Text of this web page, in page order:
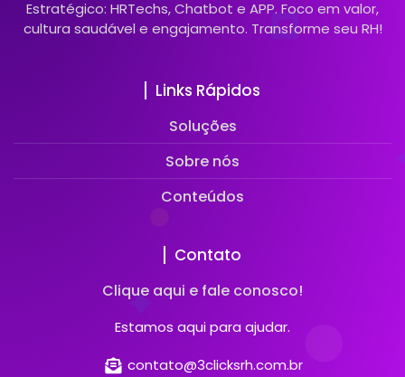
Estratégico: HRTechs, Chatbot e APP. Foco em valor,
cultura saudável e engajamento. Transforme seu RH!
Links Rápidos
Soluções
Sobre nós
Conteúdos
Contato
Clique aqui e fale conosco!
Estamos aqui para ajudar.
contato@3clicksrh.com.br